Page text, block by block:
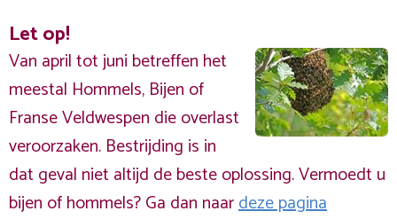
Let op!
Van april tot juni betreffen het
meestal Hommels, Bijen of
Franse Veldwespen die overlast
veroorzaken. Bestrijding is in
dat geval niet altijd de beste oplossing. Vermoedt u
bijen of hommels? Ga dan naardeze pagina